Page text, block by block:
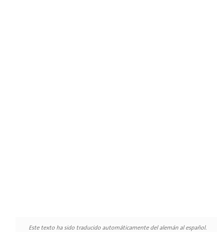
Este texto ha sido traducido automáticamente del alemán al español.